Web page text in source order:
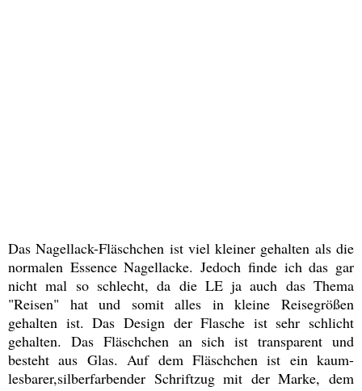
Das Nagellack-Fläschchen ist viel kleiner gehalten als die
normalen Essence Nagellacke. Jedoch finde ich das gar
nicht mal so schlecht, da die LE ja auch das Thema
"Reisen" hat und somit alles in kleine Reisegrößen
gehalten ist. Das Design der Flasche ist sehr schlicht
gehalten. Das Fläschchen an sich ist transparent und
besteht aus Glas. Auf dem Fläschchen ist ein kaum-
lesbarer,silberfarbender Schriftzug mit der Marke, dem